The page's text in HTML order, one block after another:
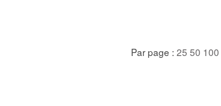
Par page : 25 50 100